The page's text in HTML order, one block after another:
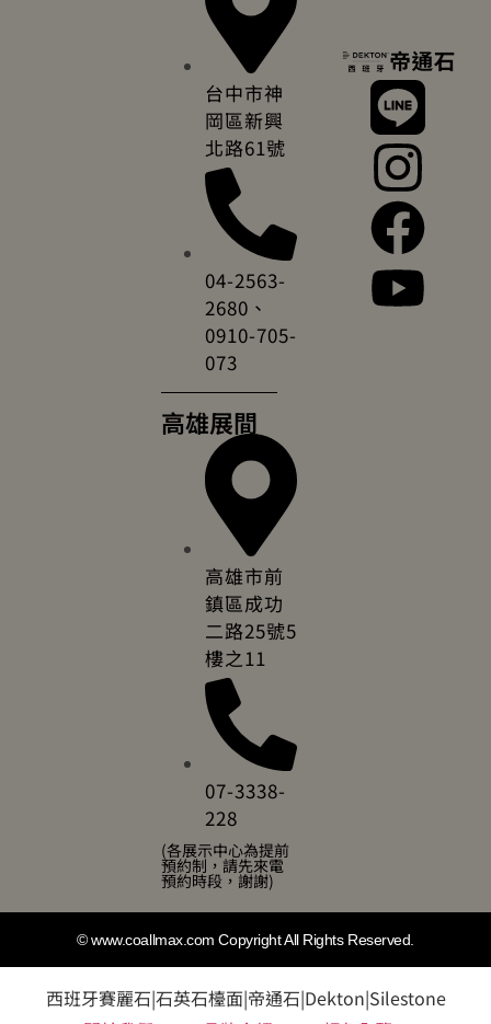
台中市神
岡區新興
北路61號
04-2563-
2680、
0910-705-
073
高雄展間
高雄市前
鎮區成功
二路25號5
樓之11
07-3338-
228
(各展示中心為提前
預約制，請先來電
預約時段，謝謝)
© www.coallmax.com Copyright All Rights Reserved.
西班牙賽麗石|石英石檯面|帝通石|Dekton|Silestone